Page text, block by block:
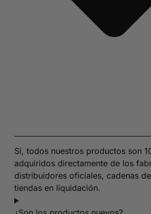
Sí, todos nuestros productos son
adquiridos directamente de los
distribuidores oficiales, cadenas
tiendas en liquidación.